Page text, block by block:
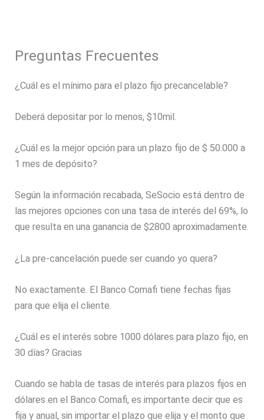
Preguntas Frecuentes
¿Cuál es el mínimo para el plazo fijo precancelable?
Deberá depositar por lo menos, $10mil.
¿Cuál es la mejor opción para un plazo fijo de $ 50.000 a
1 mes de depósito?
Según la información recabada, SeSocio está dentro de
las mejores opciones con una tasa de interés del 69%, lo
que resulta en una ganancia de $2800 aproximadamente.
¿La pre-cancelación puede ser cuando yo quera?
No exactamente. El Banco Comafi tiene fechas fijas
para que elija el cliente.
¿Cuál es el interés sobre 1000 dólares para plazo fijo, en
30 días? Gracias
Cuando se habla de tasas de interés para plazos fijos en
dólares en el Banco Comafi, es importante decir que es
fija y anual, sin importar el plazo que elija y el monto que